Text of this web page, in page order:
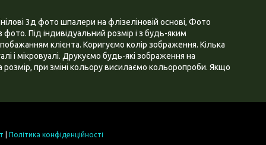
3д фото шпалери на флізеліновій основі, Фото
Під індивідуальний розмір і з будь-яким
клієнта. Коригуємо колір зображення. Кілька
і мікровуалі. Друкуємо будь-які зображення на
при зміні кольору висилаємо кольоропроби. Якщо
Політика конфіденційності